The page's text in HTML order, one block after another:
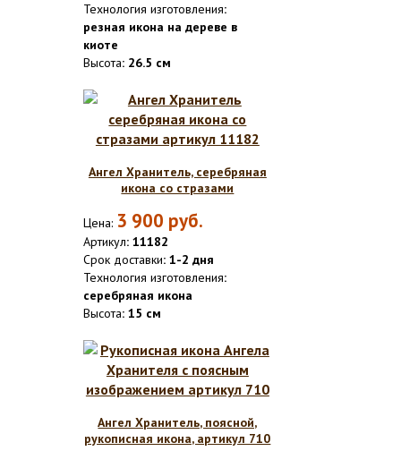
Технология изготовления:
резная икона на дереве в
киоте
Высота: 26.5 см
Ангел Хранитель, серебряная
икона со стразами
Цена: 3 900 руб.
Артикул: 11182
Срок доставки: 1-2 дня
Технология изготовления:
серебряная икона
Высота: 15 см
Ангел Хранитель, поясной,
рукописная икона, артикул 710